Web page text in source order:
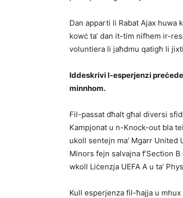
Dan apparti li Rabat Ajax
kowċ ta’ dan it-tim nifhem ir-
voluntiera li jaħdmu qatigħ li
Iddeskrivi l-esperjenzi
minnhom.
Fil-passat dħalt għal diversi
Kampjonat u n-Knock-out bla
ukoll sentejn ma’ Mgarr United
Minors fejn salvajna f’Section
wkoll Liċenzja UEFA A u ta’
Kull esperjenza fil-ħajja u